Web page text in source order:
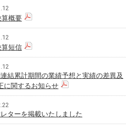
概要
短信
結累計期間の業績予想と実績の差異及
に関するお知らせ
ターを掲載いたしました